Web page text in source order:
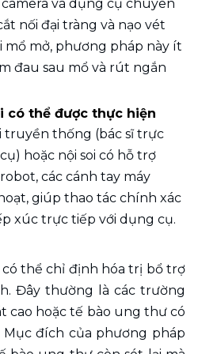
và dụng cụ chuyên
nối đại tràng và nạo vét
mổ mở, phương pháp này ít
đau sau mổ và rút ngắn
có thể được thực hiện
truyền thống (bác sĩ trực
hoặc nội soi có hỗ trợ
các cánh tay máy
giúp thao tác chính xác
xúc trực tiếp với dụng cụ.
thể chỉ định hóa trị bổ trợ
Đây thường là các trường
cao hoặc tế bào ung thư có
đích của phương pháp